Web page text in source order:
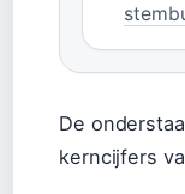
De
kerncijfers